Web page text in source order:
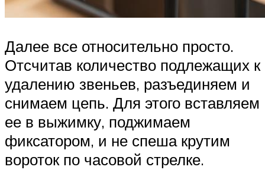
Далее все относительно просто.
Отсчитав количество подлежащих к
удалению звеньев, разъединяем и
снимаем цепь. Для этого вставляем
ее в выжимку, поджимаем
фиксатором, и не спеша крутим
вороток по часовой стрелке.